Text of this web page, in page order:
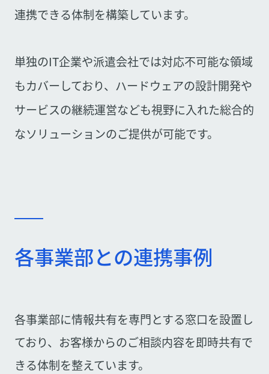
連携できる体制を構築しています。
単独のIT企業や派遣会社では対応不可能な領域
もカバーしており、ハードウェアの設計開発や
サービスの継続運営なども視野に入れた総合的
なソリューションのご提供が可能です。
各事業部との連携事例
各事業部に情報共有を専門とする窓口を設置し
ており、お客様からのご相談内容を即時共有で
きる体制を整えています。